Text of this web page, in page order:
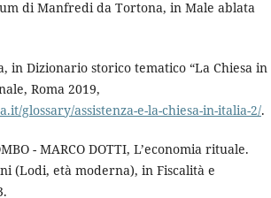
di Manfredi da Tortona, in Male ablata
in Dizionario storico tematico “La Chiesa in
Roma 2019,
glossary/assistenza-e-la-chiesa-in-italia-2/.
- MARCO DOTTI, L’economia rituale.
(Lodi, età moderna), in Fiscalità e